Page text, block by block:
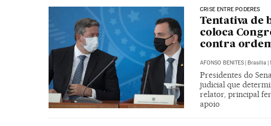
CRISE ENTRE PODERES
Tentativa de
coloca
contra
AFONSO BENITES Brasília
Presidentes do
judicial que
relator, principal
apoio